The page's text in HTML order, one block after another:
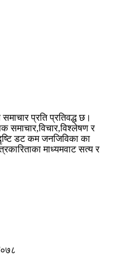
प्रति प्रतिवद्ध छ।
र
डट कम जनजिविका का
माध्यमवाट सत्य र